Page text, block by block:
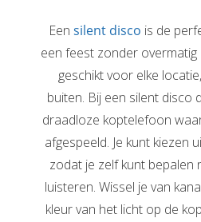
Een silent disco is de
een feest zonder
geschikt voor elke
buiten. Bij een silent disco
draadloze koptelefoon
afgespeeld. Je kunt kiezen
zodat je zelf kunt bepalen
luisteren. Wissel je van
kleur van het licht op de